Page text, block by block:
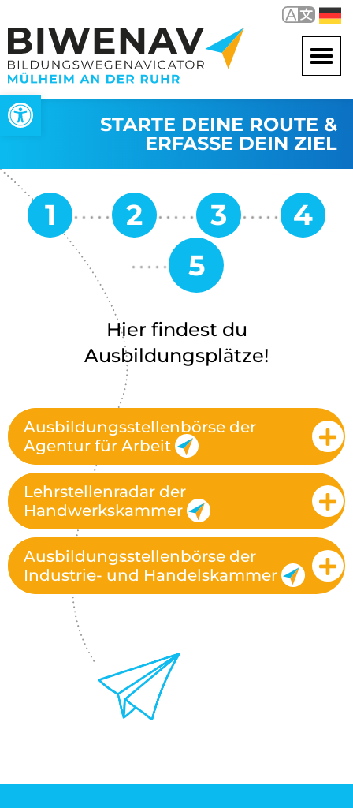
Open toolbar
STARTE DEINE ROUTE &
ERFASSE DEIN ZIEL
Hier findest du
Ausbildungsplätze!
Ausbildungsstellenbörse der
Agentur für Arbeit
Lehrstellenradar der
Handwerkskammer
Ausbildungsstellenbörse der
Industrie- und Handelskammer